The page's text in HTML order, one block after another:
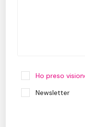
Ho preso
Newsletter